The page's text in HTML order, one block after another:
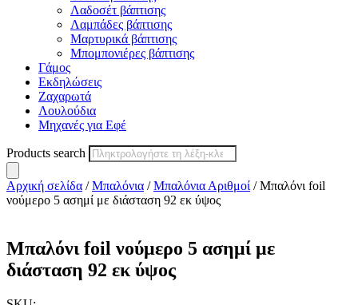
Λαδοσέτ βάπτισης
Λαμπάδες βάπτισης
Μαρτυρικά βάπτισης
Μπομπονιέρες βάπτισης
Γάμος
Εκδηλώσεις
Ζαχαρωτά
Λουλούδια
Μηχανές για Εφέ
Products search
Αρχική σελίδα /Μπαλόνια /Μπαλόνια Αριθμοί / Μπαλόνι foil
νούμερο 5 ασημί με διάσταση 92 εκ ύψος
Μπαλόνι foil νούμερο 5 ασημί με
διάσταση 92 εκ ύψος